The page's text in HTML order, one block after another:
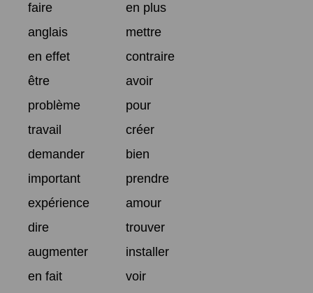
faire
en plus
anglais
mettre
en effet
contraire
être
avoir
problème
pour
travail
créer
demander
bien
important
prendre
expérience
amour
dire
trouver
augmenter
installer
en fait
voir